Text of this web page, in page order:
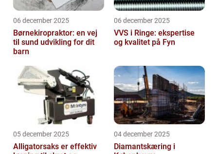
06 december 2025
Børnekiropraktor: en vej
til sund udvikling for dit
barn
06 december 2025
VVS i Ringe: ekspertise
og kvalitet på Fyn
05 december 2025
Alligatorsaks er effektiv
04 december 2025
Diamantskæring i